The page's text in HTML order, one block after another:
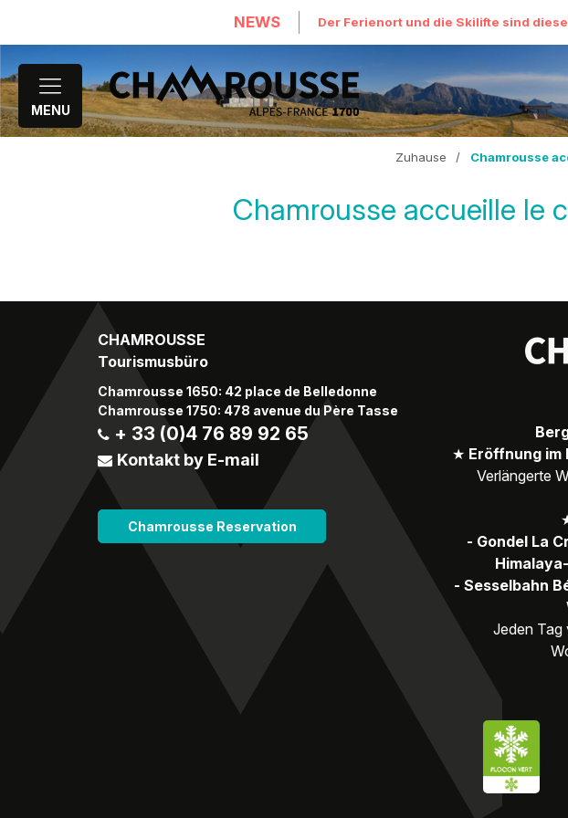
NEWS Der Ferienort und die Skilifte sind
MENU
Zuhause / Chamrousse
Chamrousse accueille le
CHAMROUSSE
Tourismusbüro
Chamrousse 1650: 42 place de Belledonne
Chamrousse 1750: 478 avenue du Père Tasse
+ 33 (0)4 76 89 92 65
Kontakt by E-mail
Chamrousse Reservation
★ Eröffnung im
Verlängerte
- Gondel La
- Sesselbahn
Jeden